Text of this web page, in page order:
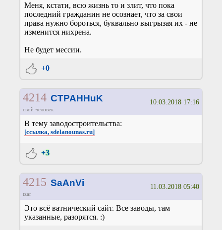
Меня, кстати, всю жизнь то и злит, что пока
последний гражданин не осознает, что за свои
права нужно бороться, буквально выгрызая их - не
изменится нихрена.
Не будет мессии.
+0
4214 CTPAHHuK
свой человек
10.03.2018 17:16
В тему заводостроительства:
[ссылка, sdelanounas.ru]
+3
4215 SaAnVi
tzar
11.03.2018 05:40
Это всё ватнический сайт. Все заводы, там
указанные, разорятся. :)